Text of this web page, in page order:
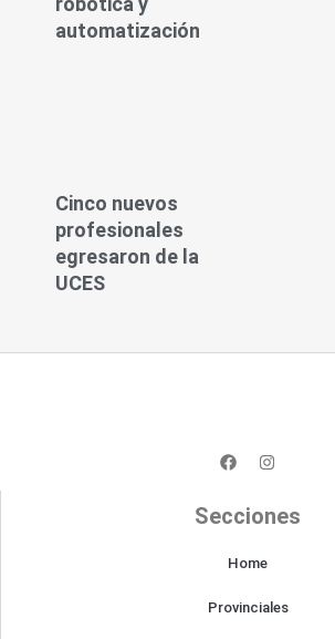
automatización
Cinco nuevos
profesionales
egresaron de la
UCES
F
a
b
k
I
n
a
a
Secciones
Home
Provinciales